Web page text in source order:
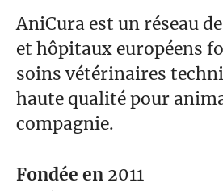
AniCura est un réseau
et hôpitaux européens
soins vétérinaires
haute qualité pour
compagnie.
Fondée en 2011